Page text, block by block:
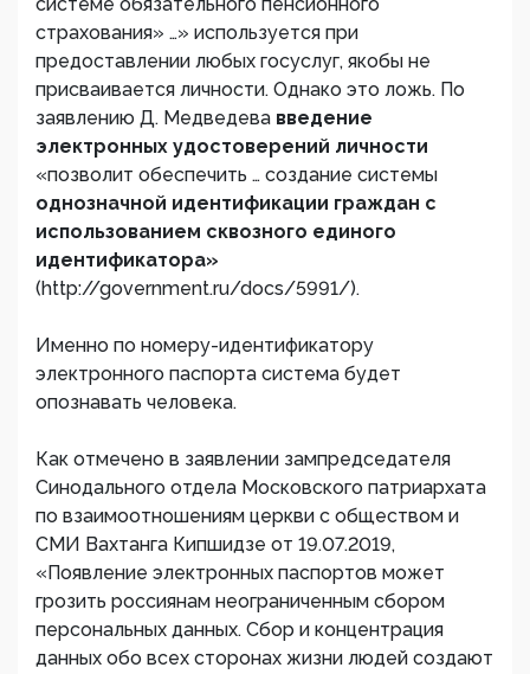
страхования» …» используется при
предоставлении любых госуслуг, якобы не
присваивается личности. Однако это ложь. По
заявлению Д. Медведева введение
электронных удостоверений личности
«позволит обеспечить … создание системы
однозначной идентификации граждан с
использованием сквозного единого
идентификатора»
(http://government.ru/docs/5991/).
Именно по номеру-идентификатору
электронного паспорта система будет
опознавать человека.
Как отмечено в заявлении зампредседателя
Синодального отдела Московского патриархата
по взаимоотношениям церкви с обществом и
СМИ Вахтанга Кипшидзе от 19.07.2019,
«Появление электронных паспортов может
грозить россиянам неограниченным сбором
персональных данных. Сбор и концентрация
данных обо всех сторонах жизни людей создают